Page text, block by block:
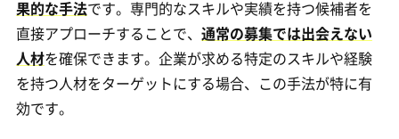
果的な手法です。専門的なスキルや実績を持つ候補者を
直接アプローチすることで、 通常の募集では出会えない
人材を確保できます。企業が求める特定のスキルや経験
を持つ人材をターゲットにする場合、この手法が特に有
効です。